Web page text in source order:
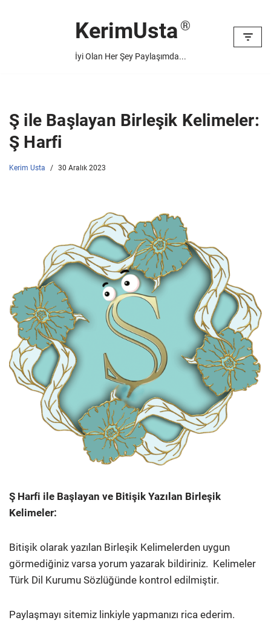
KerimUsta
İyi Olan Her Şey Paylaşımda...
Ş ile Başlayan Birleşik Kelimeler:
Ş Harfi
Kerim Usta 30 Aralık 2023
Ş Harfi ile Başlayan ve Bitişik Yazılan Birleşik
Kelimeler:
Bitişik olarak yazılan Birleşik Kelimelerden uygun
görmediğiniz varsa yorum yazarak bildiriniz. Kelimeler
Türk Dil Kurumu Sözlüğünde kontrol edilmiştir.
Paylaşmayı sitemiz linkiyle yapmanızı rica ederim.